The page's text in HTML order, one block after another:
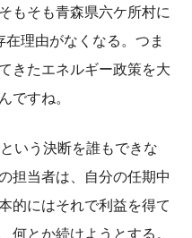
もそも青森県六ケ所村に
在理由がなくなる。つま
きたエネルギー政策を大
ですね。
いう決断を誰もできな
担当者は、自分の任期中
的にはそれで利益を得て
何とか続けようとする。